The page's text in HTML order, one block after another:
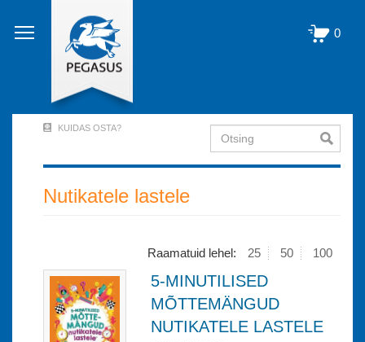
edasi
põhisisu
0
Account
Menu
KUIDAS OSTA? Otsing
Nutikatele lastele
Raamatuid lehel: 25 50 100
5-MINUTILISED
MÕTTEMÄNGUD
NUTIKATELE LASTELE